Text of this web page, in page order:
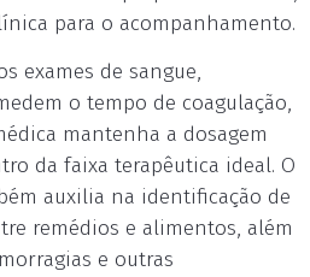
para o acompanhamento.
exames de sangue,
o tempo de coagulação,
mantenha a dosagem
da faixa terapêutica ideal. O
auxilia na identificação de
remédios e alimentos, além
e outras